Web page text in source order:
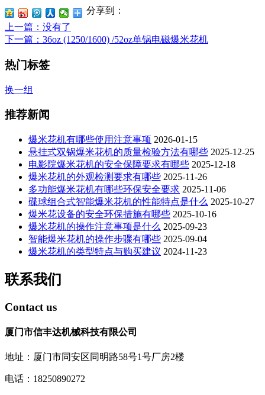
分享到：
上一篇 ：没有了
下一篇 ：36oz (1250/1600) /52oz单锅电磁爆米花机
热门标签
换一组
推荐新闻
爆米花机有哪些使用注意事项 2026-01-15
悬挂式双锅爆米花机的质量检验方法有哪些 2025-12-25
电影院爆米花机的安全保障要求有哪些 2025-12-18
爆米花机的外观检测要求有哪些 2025-11-26
多功能爆米花机有哪些环保安全要求 2025-11-06
碟球组合式智能爆米花机的性能特点是什么 2025-10-27
爆米花设备的安全环保措施有哪些 2025-10-16
爆米花机的操作注意事项是什么 2025-09-23
智能爆米花机的操作步骤有哪些 2025-09-04
爆米花机的类型特点与购买建议 2024-11-23
联系我们
Contact us
厦门市信丰达机械科技有限公司
地址：厦门市同安区同明路58号1号厂房2楼
电话：18250890272